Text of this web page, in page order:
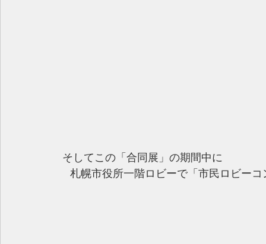
そしてこの「合同展」の期間中に
札幌市役所一階ロビーで「市民ロビー